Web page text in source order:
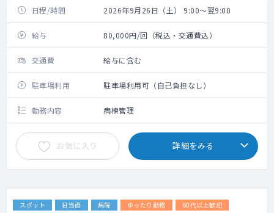
日程/時間 2026年9月26日（土） 9:00～翌9:00
給与 80,000円/回（税込・交通費込）
交通費 給与に含む
駐車場利用 駐車場利用可（自己負担なし）
勤務内容 病棟管理
お気に入り 詳細をみる
スポット 日当直 病院 ゆったり勤務
60代以上歓迎